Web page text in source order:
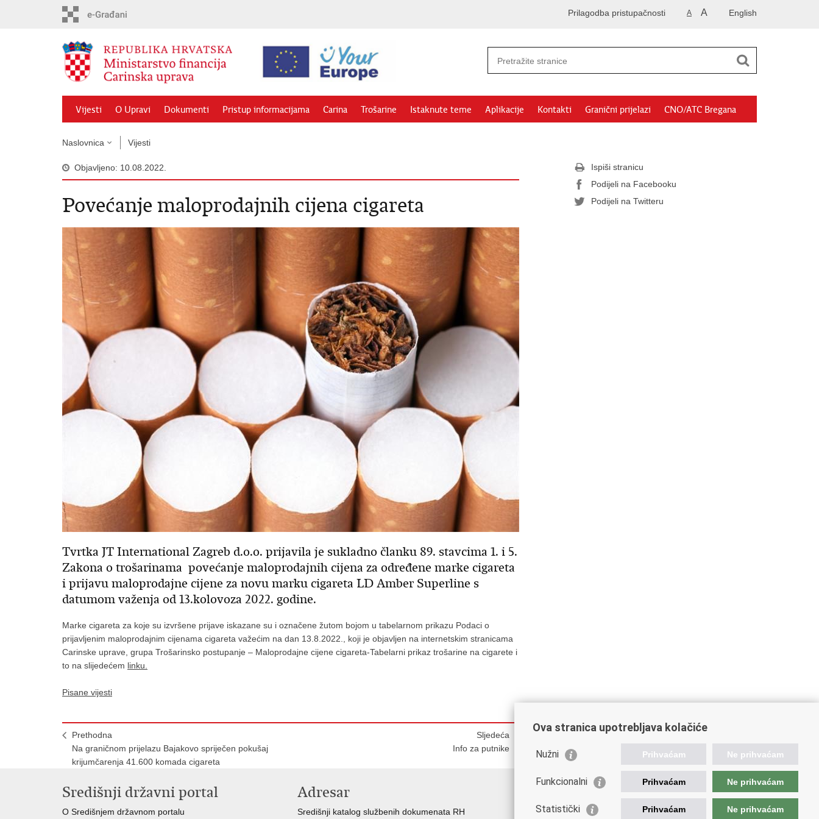
English
A A
Prilagodba pristupačnosti
Vijesti O Upravi Dokumenti Pristup informacijama Carina Trošarine Istaknute teme Aplikacije Kontakti Granični prijelazi CNO/ATC Bregana
Naslovnica Vijesti
Objavljeno: 10.08.2022.
Povećanje maloprodajnih cijena cigareta
Tvrtka JT International Zagreb d.o.o. prijavila je sukladno članku 89. stavcima 1. i 5.
Zakona o trošarinama povećanje maloprodajnih cijena za određene marke cigareta
i prijavu maloprodajne cijene za novu marku cigareta LD Amber Superline s
datumom važenja od 13.kolovoza 2022. godine.
Marke cigareta za koje su izvršene prijave iskazane su i označene žutom bojom u tabelarnom prikazu Podaci o
prijavljenim maloprodajnim cijenama cigareta važećim na dan 13.8.2022., koji je objavljen na internetskim stranicama
Carinske uprave, grupa Trošarinsko postupanje – Maloprodajne cijene cigareta-Tabelarni prikaz trošarine na cigarete i
to na slijedećem linku
Pisane vijesti
Prethodna
Na graničnom prijelazu Bajakovo spriječen pokušaj
krijumčarenja 41.600 komada cigareta
Sljedeća
Info za putnike
Ispiši stranicu
Podijeli na Facebooku
Podijeli na Twitteru
Središnji državni portal
O Središnjem državnom portalu
Adresar
Središnji katalog službenih dokumenata RH
Važne poveznice
Vlada Republike Hrvatske
Ova stranica upotrebljava kolačiće
Nužni Prihvaćam Ne prihvaćam
Funkcionalni Prihvaćam Ne prihvaćam
Statistički Prihvaćam Ne prihvaćam